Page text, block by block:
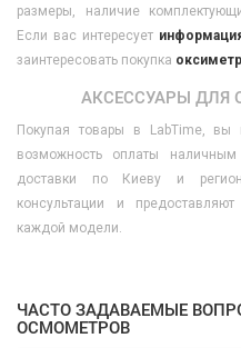
размеры, наличие
Если вас интересует
заинтересовать покупка
АКСЕССУАРЫ ДЛЯ
Покупая товары в LabTime, вы
возможность оплаты
доставки по Киеву и
консультации и
каждой модели.
ЧАСТО ЗАДАВАЕМЫЕ
ОСМОМЕТРОВ